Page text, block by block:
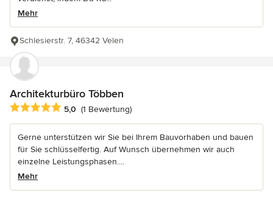
Mehr
Schlesierstr. 7, 46342 Velen
Architekturbüro Többen
Durchschnittliche Bewertung: 5 von 5 Sternen
5,0 (1 Bewertung)
Gerne unterstützen wir Sie bei Ihrem Bauvorhaben und bauen
für Sie schlüsselfertig. Auf Wunsch übernehmen wir auch
einzelne Leistungsphasen....
Mehr